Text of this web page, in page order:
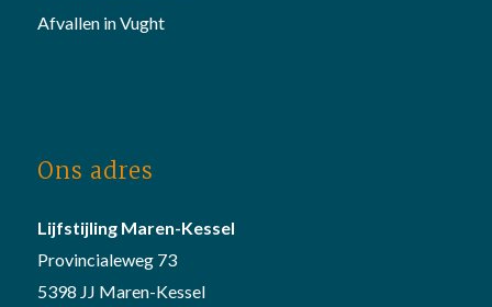
Afvallen in Vught
Ons adres
Lijfstijling Maren-Kessel
Provincialeweg 73
5398 JJ Maren-Kessel